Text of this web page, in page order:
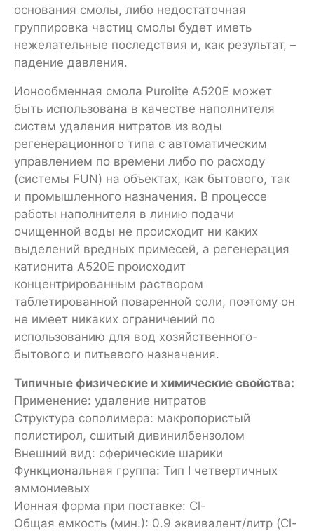
основания смолы, либо недостаточная
группировка частиц смолы будет иметь
нежелательные последствия и, как результат, –
падение давления.
Ионообменная смола Purolite А520Е может
быть использована в качестве наполнителя
систем удаления нитратов из воды
регенерационного типа с автоматическим
управлением по времени либо по расходу
(системы FUN) на объектах, как бытового, так
и промышленного назначения. В процессе
работы наполнителя в линию подачи
очищенной воды не происходит ни каких
выделений вредных примесей, а регенерация
катионита А520Е происходит
концентрированным раствором
таблетированной поваренной соли, поэтому он
не имеет никаких ограничений по
использованию для вод хозяйственного-
бытового и питьевого назначения.
Типичные физические и химические свойства:
Применение: удаление нитратов
Структура сополимера: макропористый
полистирол, сшитый дивинилбензолом
Внешний вид: сферические шарики
Функциональная группа: Тип I четвертичных
аммониевых
Ионная форма при поставке: Cl-
Общая емкость (мин.): 0.9 эквивалент/литр (Cl-